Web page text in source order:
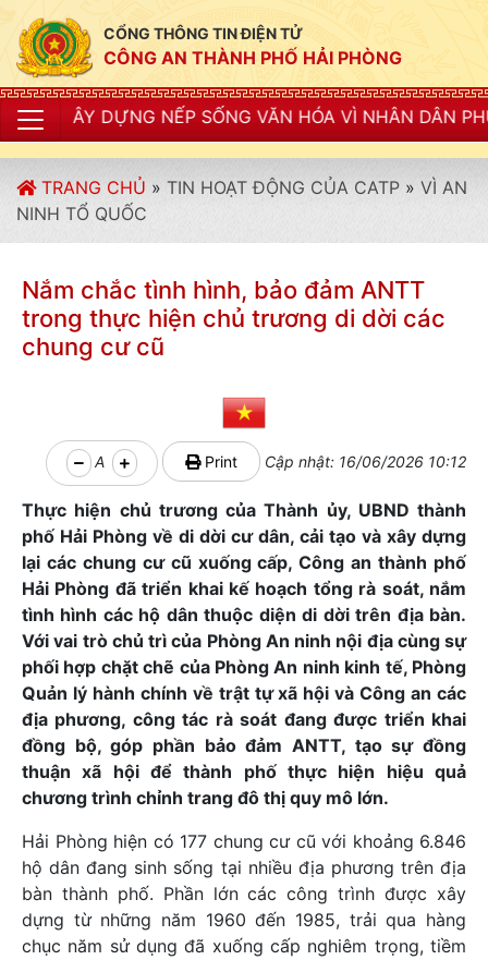
CỔNG THÔNG TIN ĐIỆN TỬ
CÔNG AN THÀNH PHỐ HẢI PHÒNG
NẾP SỐNG VĂN HÓA VÌ NHÂN DÂN PHỤC VỤ"
TRANG CHỦ » TIN HOẠT ĐỘNG CỦA CATP » VÌ AN
NINH TỔ QUỐC
Nắm chắc tình hình, bảo đảm ANTT
trong thực hiện chủ trương di dời các
chung cư cũ
A Print Cập nhật: 16/06/2026 10:12
Thực hiện chủ trương của Thành ủy, UBND thành
phố Hải Phòng về di dời cư dân, cải tạo và xây dựng
lại các chung cư cũ xuống cấp, Công an thành phố
Hải Phòng đã triển khai kế hoạch tổng rà soát, nắm
tình hình các hộ dân thuộc diện di dời trên địa bàn.
Với vai trò chủ trì của Phòng An ninh nội địa cùng sự
phối hợp chặt chẽ của Phòng An ninh kinh tế, Phòng
Quản lý hành chính về trật tự xã hội và Công an các
địa phương, công tác rà soát đang được triển khai
đồng bộ, góp phần bảo đảm ANTT, tạo sự đồng
thuận xã hội để thành phố thực hiện hiệu quả
chương trình chỉnh trang đô thị quy mô lớn.
Hải Phòng hiện có 177 chung cư cũ với khoảng 6.846
hộ dân đang sinh sống tại nhiều địa phương trên địa
bàn thành phố. Phần lớn các công trình được xây
dựng từ những năm 1960 đến 1985, trải qua hàng
chục năm sử dụng đã xuống cấp nghiêm trọng, tiềm